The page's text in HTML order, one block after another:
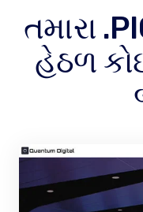
તમારા
હેઠળ